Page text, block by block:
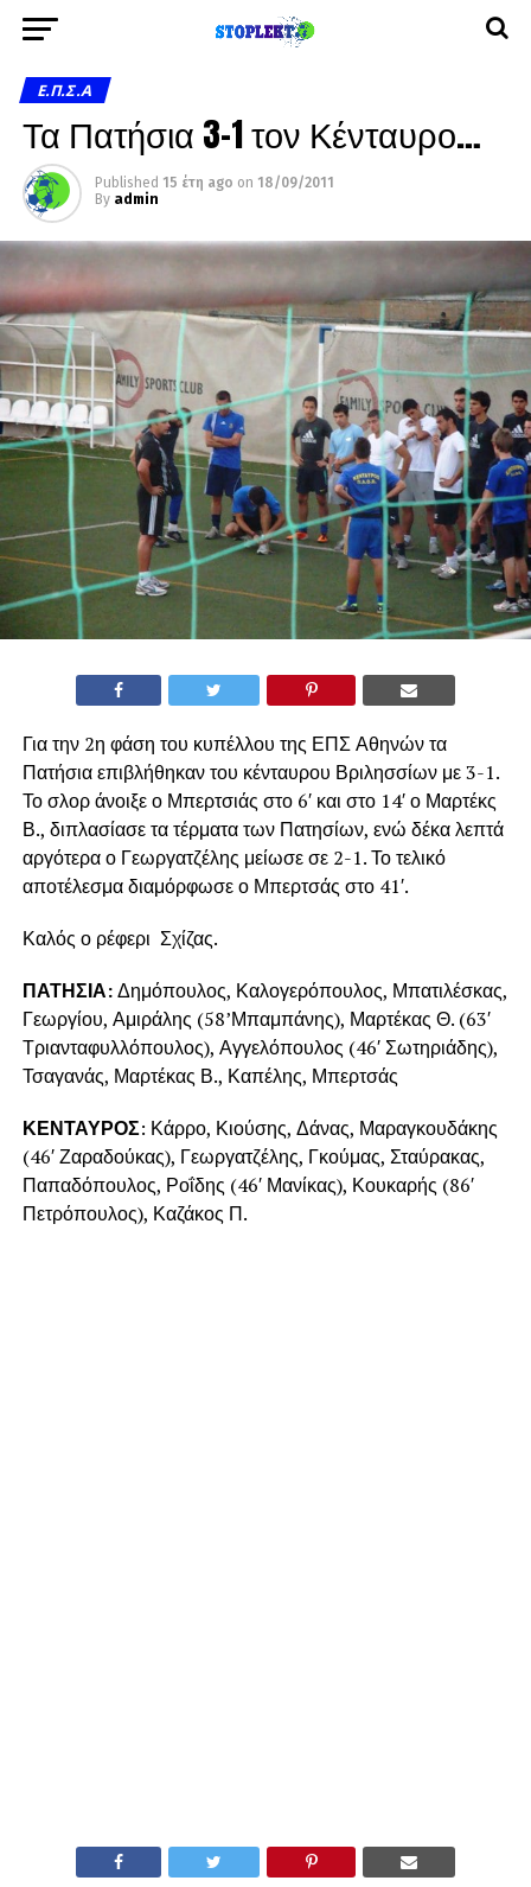
Ε.Π.Σ.Α
Τα Πατήσια 3-1 τον Κένταυρο…
Published 15 έτη ago on 18/09/2011
By admin
Για την 2η φάση του κυπέλλου της ΕΠΣ Αθηνών τα
Πατήσια επιβλήθηκαν του κένταυρου Βριλησσίων με 3-1.
Το σλορ άνοιξε ο Μπερτσιάς στο 6′ και στο 14′ ο Μαρτέκς
Β., διπλασίασε τα τέρματα των Πατησίων, ενώ δέκα λεπτά
αργότερα ο Γεωργατζέλης μείωσε σε 2-1. Το τελικό
αποτέλεσμα διαμόρφωσε ο Μπερτσάς στο 41′.
Καλός ο ρέφερι Σχίζας.
ΠΑΤΗΣΙΑ:Δημόπουλος, Καλογερόπουλος, Μπατιλέσκας,
Γεωργίου, Αμιράλης (58’Μπαμπάνης), Μαρτέκας Θ. (63′
Τριανταφυλλόπουλος), Αγγελόπουλος (46′ Σωτηριάδης),
Τσαγανάς, Μαρτέκας Β., Καπέλης, Μπερτσάς
ΚΕΝΤΑΥΡΟΣ: Κάρρο, Κιούσης, Δάνας, Μαραγκουδάκης
(46′ Ζαραδούκας), Γεωργατζέλης, Γκούμας, Σταύρακας,
Παπαδόπουλος, Ροΐδης (46′ Μανίκας), Κουκαρής (86′
Πετρόπουλος), Καζάκος Π.